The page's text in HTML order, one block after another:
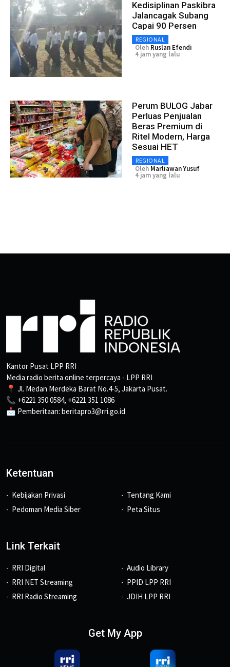
Kedisiplinan Paskibra
Jalancagak Subang
Capai 90 Persen
REGIONAL
Oleh Ruslan Efendi
4 jam yang lalu
Perum BULOG Jabar
Perluas Penjualan
Beras Premium di
Ritel Modern, Harga
Sesuai HET
REGIONAL
Oleh Marliawan Yusuf
4 jam yang lalu
Kantor Pusat LPP RRI
Media radio berita online terpercaya - LPP RRI
📍 Jl. Medan Merdeka Barat No.4-5, Jakarta Pusat.
📞 +6221 350 0584, +6221 351 1086
📩 Pemberitaan: beritapro3@rri.go.id
Ketentuan
Kebijakan Privasi
Pedoman Media Siber
Tentang Kami
Peta Situs
Link Terkait
RRI Digital
RRI NET Streaming
RRI Radio Streaming
Audio Library
PPID LPP RRI
JDIH LPP RRI
Get My App